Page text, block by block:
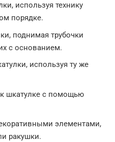
используя технику
порядке.
поднимая трубочки
с основанием.
используя ту же
шкатулке с помощью
элементами,
ракушки.